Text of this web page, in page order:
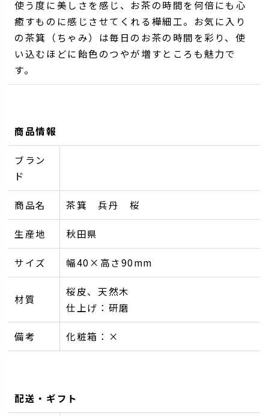
使う度に美しさを感じ、お茶の時間を何倍にも心
癒すものに感じさせてくれる樺細工。お気に入り
の茶箕（ちゃみ）は毎日のお茶の時間を彩り、使
い込むほどに飴色のつやが増すところも魅力で
す。
商品情報
ブラン
ド
商品名 茶箕 兵丹 桜
生産地 秋田県
サイズ 幅40×高さ90mm
材質
桜皮、天然木
仕上げ：研磨
備考 化粧箱：×
配送・ギフト